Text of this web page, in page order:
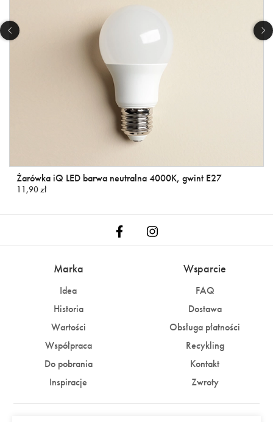
Żarówka iQ LED barwa neutralna 4000K, gwint E27
11,90 zł
Marka
Idea
Historia
Wartości
Współpraca
Do pobrania
Inspiracje
Wsparcie
FAQ
Dostawa
Obsługa płatności
Recykling
Kontakt
Zwroty